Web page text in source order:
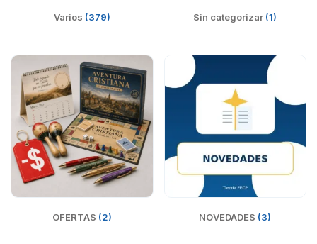
Varios (379) Sin categorizar (1)
OFERTAS (2) NOVEDADES (3)